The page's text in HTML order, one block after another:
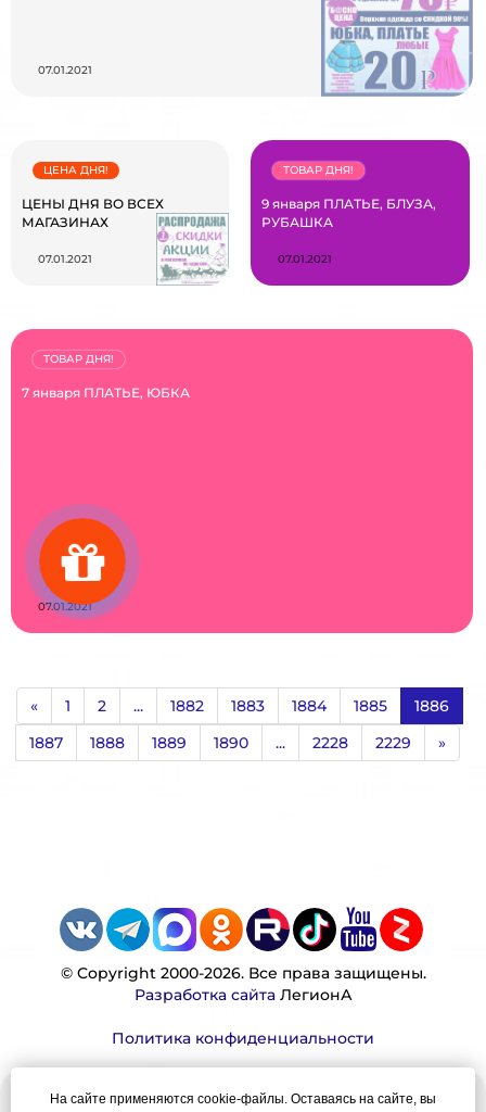
07.01.2021
ЦЕНЫ ДНЯ ВО ВСЕХ
МАГАЗИНАХ
ЦЕНА ДНЯ!
07.01.2021
9 января ПЛАТЬЕ, БЛУЗА,
РУБАШКА
ТОВАР ДНЯ!
07.01.2021
7 января ПЛАТЬЕ, ЮБКА
ТОВАР ДНЯ!
07.01.2021
« 1 2 ... 1882 1883 1884 1885
1886
1887
1888 1889 1890 ... 2228 2229 »
© Copyright 2000-2026. Все права защищены.
Разработка сайтаЛегионА
Политика конфиденциальности
На сайте применяются cookie-файлы. Оставаясь на сайте, вы